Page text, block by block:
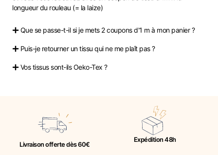
longueur du rouleau (= la laize)
Que se passe-t-il si je mets 2 coupons d'1 m à mon panier ?
Puis-je retourner un tissu qui ne me plaît pas ?
Vos tissus sont-ils Oeko-Tex ?
Livraison offerte dès 60€
Expédition 48h